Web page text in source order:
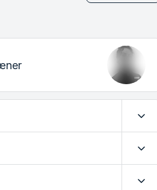
Udvid
Udvid
Udvid